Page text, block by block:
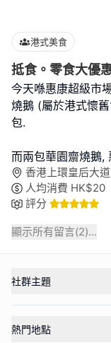
港式美食
抵食。零食大
今天喺惠康超級市
燒鵝 (屬於港式懷
包.
而兩包華園齋燒鵝,
香港上環皇后大
人均消費 HK$20
評分
顯示所有留言(2)...
社群主題
熱門地點